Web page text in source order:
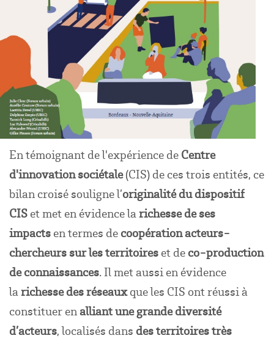
En témoignant de l'expérience de Centre
d'innovation sociétale(CIS) de ces trois entités, ce
bilan croisé souligne l’originalité du dispositif
CIS et met en évidence la richesse de ses
impacts en termes de coopération acteurs-
chercheurs sur les territoires et de co-production
de connaissances. Il met aussi en évidence
la richesse des réseauxque les CIS ont réussi à
constituer en alliant une grande diversité
d’acteurs, localisés dans des territoires très